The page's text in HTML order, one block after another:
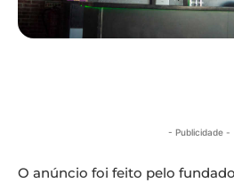
- Publicidade -
O anúncio foi feito pelo